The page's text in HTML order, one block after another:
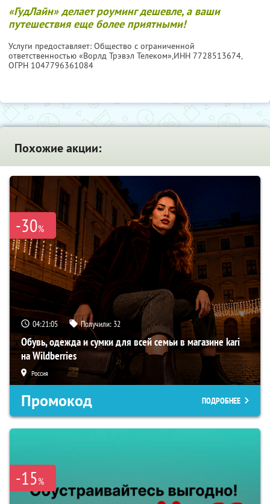
«ГудЛайн» делает роуминг дешевле, а ваши
путешествия еще более приятными!
Услуги предоставляет: Общество с ограниченной
ответственностью «Ворлд Трэвэл Телеком»,ИНН 7728513674,
ОГРН 1047796361084
Похожие акции:
-30%
04:21:04 Получили: 32
Обувь, одежда и сумки для всей семьи в магазине kari
на Wildberries
Россия
Промокод ПОДРОБНЕЕ
-15%